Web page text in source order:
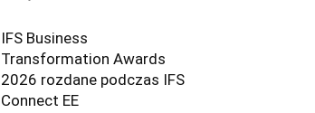
IFS Business
Transformation Awards
2026 rozdane podczas IFS
Connect EE